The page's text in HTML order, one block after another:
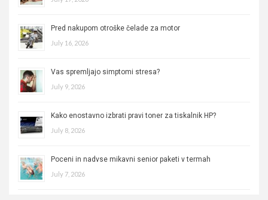
Pred nakupom otroške čelade za motor
July 16, 2026
Vas spremljajo simptomi stresa?
July 9, 2026
Kako enostavno izbrati pravi toner za tiskalnik HP?
July 8, 2026
Poceni in nadvse mikavni senior paketi v termah
July 7, 2026